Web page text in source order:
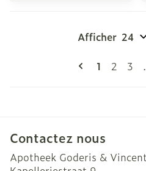
Vous
1 Page
2 3
Afficher
Contactez nous
Apotheek Goderis & Vincent